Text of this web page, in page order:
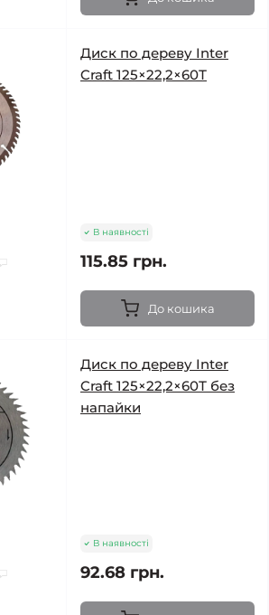
Диск по дереву Inter
Craft 125×22,2×60Т
В наявності
115.85 грн.
До кошика
Диск по дереву Inter
Craft 125×22,2×60Т без
напайки
В наявності
92.68 грн.